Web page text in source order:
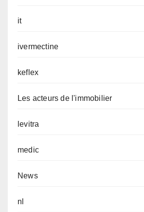
it
ivermectine
keflex
Les acteurs de l'immobilier
levitra
medic
News
nl